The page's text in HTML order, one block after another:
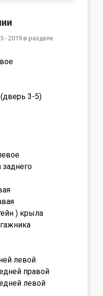
- 2019 в разделе
3-5)
) крыла
левой
правой
левой